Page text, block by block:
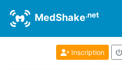
MedShake.net
Inscription